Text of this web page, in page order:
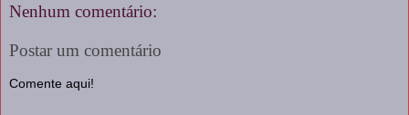
Nenhum comentário:
Postar um comentário
Comente aqui!